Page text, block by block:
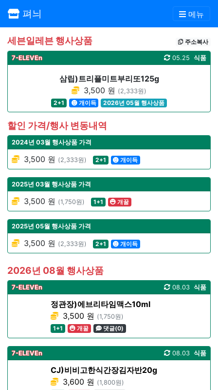
펴늬 메뉴
세븐일레븐 행사상품 주소복사
7-ELEVEn 식품
05.25
삼립)트리플미트부리또125g
3,500 원 (2,333원)
2+1
개이득 2026년 05월 행사상품
할인 가격/행사 변동내역
2024년 03월 행사상품 가격
3,500 원 (2,333원) 2+1 개이득
2025년 03월 행사상품 가격
3,500 원 (1,750원) 1+1 개꿀
2025년 05월 행사상품 가격
3,500 원 (2,333원) 2+1 개이득
2026년 08월 행사상품
7-ELEVEn 식품
08.03
정관장)에브리타임맥스10ml
3,500 원 (1,750원)
1+1
개꿀 댓글(0)
7-ELEVEn 식품
08.03
CJ)비비고한식간장김자반20g
3,600 원 (1,800원)